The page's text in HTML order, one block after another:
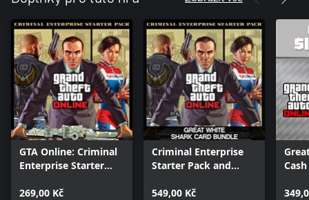
including a 10 car garage to store your growing fleet.
WEAPONS, CLOTHING & TATTOOS
You’ll also get access to the Compact Grenade Launcher,
Marksman Rifle and Compact Rifle along with Stunt Racing
Outfits, Biker Tattoos and more.
GTA Online: Criminal
Enterprise Starter
269,00 Kč
Criminal Enterprise
Starter Pack and
Card Bundle
549,00 Kč